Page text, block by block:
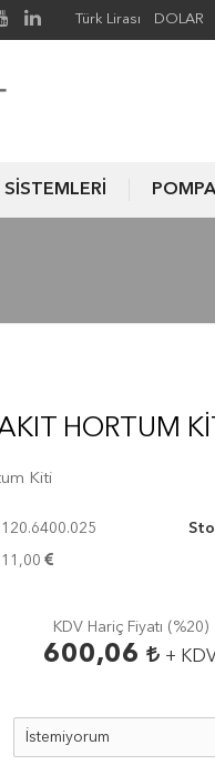
Türk Lirası DOLAR
HORTUM
Kiti
120.6400.025
11,00
KDV Hariç Fiyatı ( %20 )
600,06 + KDV